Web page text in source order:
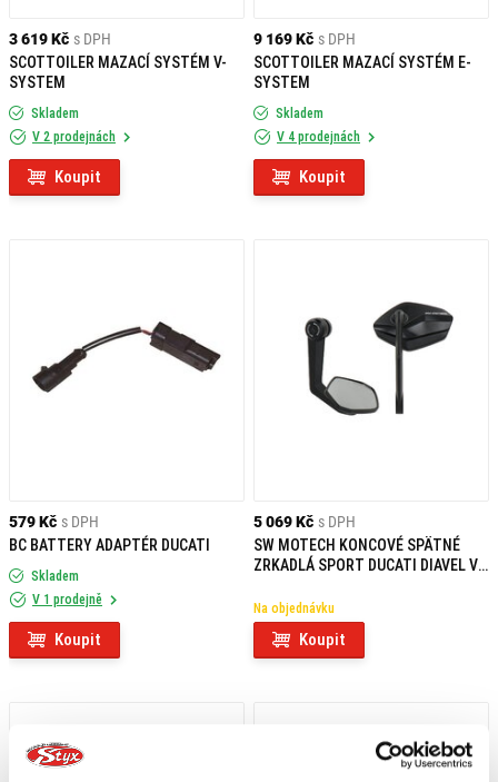
3 619 Kč s DPH
SCOTTOILER MAZACÍ SYSTÉM V-
SYSTEM
Skladem
V 2 prodejnách
Koupit
9 169 Kč s DPH
SCOTTOILER MAZACÍ SYSTÉM E-
SYSTEM
Skladem
V 4 prodejnách
Koupit
579 Kč s DPH
BC BATTERY ADAPTÉR DUCATI
Skladem
V 1 prodejně
Koupit
5 069 Kč s DPH
SW MOTECH KONCOVÉ SPÄTNÉ
ZRKADLÁ SPORT DUCATI DIAVEL V4
Na objednávku
Koupit